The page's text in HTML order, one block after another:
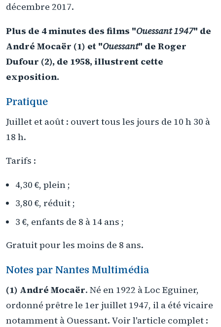
décembre 2017.
Plus de 4 minutes des films "Ouessant 1947" de
André Mocaër (1) et "Ouessant" de Roger
Dufour (2), de 1958, illustrent cette
exposition.
Pratique
Juillet et août : ouvert tous les jours de 10 h 30 à
18 h.
Tarifs :
4,30 €, plein ;
3,80 €, réduit ;
3 €, enfants de 8 à 14 ans ;
Gratuit pour les moins de 8 ans.
Notes par Nantes Multimédia
(1) André Mocaër. Né en 1922 à Loc Eguiner,
ordonné prêtre le 1er juillet 1947, il a été vicaire
notamment à Ouessant. Voir l'article complet :